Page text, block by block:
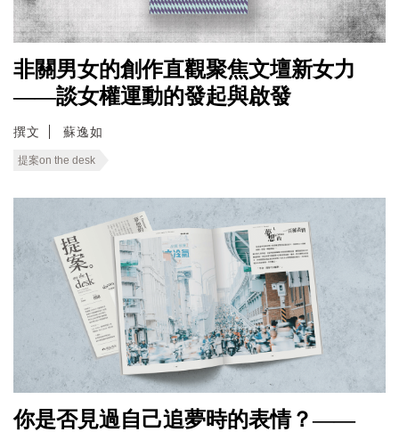
非關男女的創作直觀聚焦文壇新女力
——談女權運動的發起與啟發
撰文 蘇逸如
提案on the desk
你是否見過自己追夢時的表情？——